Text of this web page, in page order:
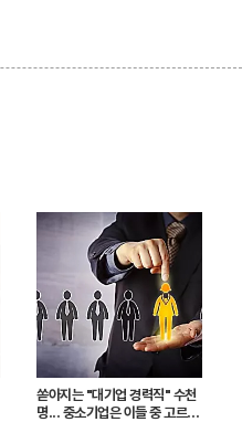
쏟아지는 "대기업 경력직" 수천
명... 중소기업은 이들 중 고르면